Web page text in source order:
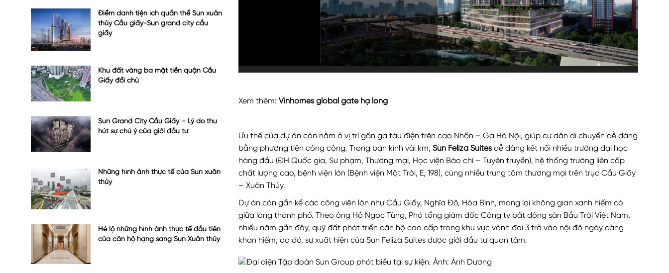
Xem thêm: Vinhomes global gate hạ long
Ưu thế của dự án còn nằm ở vị trí gần ga tàu điện trên cao Nhổn – Ga Hà Nội, giúp cư dân di chuyển dễ dàng
bằng phương tiện công cộng. Trong bán kính vài km, Sun Feliza Suitesdễ dàng kết nối nhiều trường đại học
hàng đầu (ĐH Quốc gia, Sư phạm, Thương mại, Học viện Báo chí – Tuyên truyền), hệ thống trường liên cấp
chất lượng cao, bệnh viện lớn (Bệnh viện Mặt Trời, E, 198), cùng nhiều trung tâm thương mại trên trục Cầu Giấy
– Xuân Thủy.
Dự án còn gần kề các công viên lớn như Cầu Giấy, Nghĩa Đô, Hòa Bình, mang lại không gian xanh hiếm có
giữa lòng thành phố. Theo ông Hồ Ngọc Tùng, Phó tổng giám đốc Công ty bất động sản Bầu Trời Việt Nam,
nhiều năm gần đây, quỹ đất phát triển căn hộ cao cấp trong khu vực vành đai 3 trở vào nội đô ngày càng
khan hiếm, do đó, sự xuất hiện của Sun Feliza Suites được giới đầu tư quan tâm.
Điểm danh tiện ích quần thể Sun xuân
thủy Cầu giấy-Sun grand city cầu
giấy
Khu đất vàng ba mặt tiền quận Cầu
Giấy đổi chủ
Sun Grand City Cầu Giấy – Lý do thu
hút sự chú ý của giới đầu tư
Những hình ảnh thực tế của Sun xuân
thủy
Hé lộ những hình ảnh thực tế đầu tiên
của căn hộ hạng sang Sun Xuân thủy